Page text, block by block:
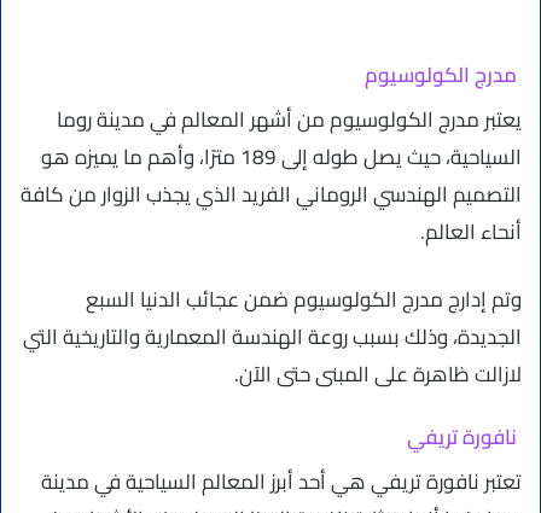
مدرج الكولوسيوم
يعتبر مدرج الكولوسيوم من أشهر المعالم في مدينة روما
السياحية، حيث يصل طوله إلى 189 مترًا، وأهم ما يميزه هو
التصميم الهندسي الروماني الفريد الذي يجذب الزوار من كافة
أنحاء العالم.
وتم إدارج مدرج الكولوسيوم ضمن عجائب الدنيا السبع
الجديدة، وذلك بسبب روعة الهندسة المعمارية والتاريخية التي
لازالت ظاهرة على المبنى حتى الآن.
نافورة تريفي
تعتبر نافورة تريفي هي أحد أبرز المعالم السياحية في مدينة